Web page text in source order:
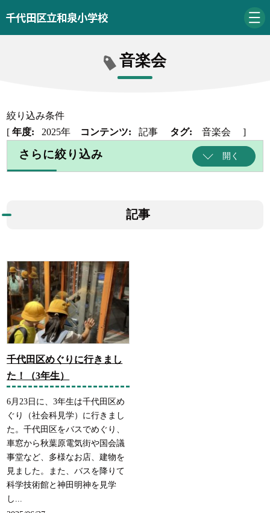
千代田区立和泉小学校
音楽会
絞り込み条件
[年度: 2025年 コンテンツ: 記事 タグ: 音楽会 ]
さらに絞り込み 開く
記事
千代田区めぐりに行きまし
た！（3年生）
6月23日に、3年生は千代田区め
ぐり（社会科見学）に行きまし
た。千代田区をバスでめぐり、
車窓から秋葉原電気街や国会議
事堂など、多様なお店、建物を
見ました。また、バスを降りて
科学技術館と神田明神を見学
し...